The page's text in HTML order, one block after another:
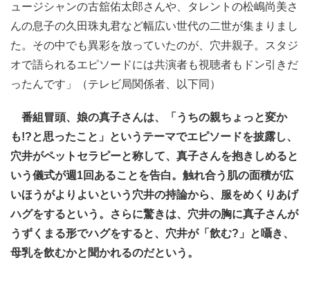
ュージシャンの古舘佑太郎さんや、タレントの松嶋尚美さ
んの息子の久田珠丸君など幅広い世代の二世が集まりまし
た。その中でも異彩を放っていたのが、穴井親子。スタジ
オで語られるエピソードには共演者も視聴者もドン引きだ
ったんです」（テレビ局関係者、以下同）
番組冒頭、娘の真子さんは、「うちの親ちょっと変か
も!?と思ったこと」というテーマでエピソードを披露し、
穴井がペットセラピーと称して、真子さんを抱きしめると
いう儀式が週1回あることを告白。触れ合う肌の面積が広
いほうがよりよいという穴井の持論から、服をめくりあげ
ハグをするという。さらに驚きは、穴井の胸に真子さんが
うずくまる形でハグをすると、穴井が「飲む?」と囁き、
母乳を飲むかと聞かれるのだという。